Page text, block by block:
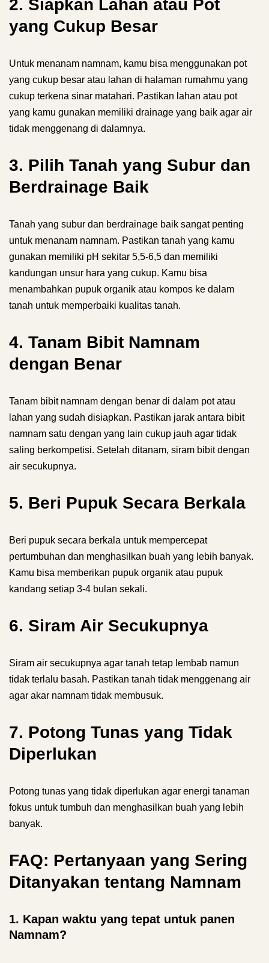
2. Siapkan Lahan atau Pot
yang Cukup Besar
Untuk menanam namnam, kamu bisa menggunakan pot
yang cukup besar atau lahan di halaman rumahmu yang
cukup terkena sinar matahari. Pastikan lahan atau pot
yang kamu gunakan memiliki drainage yang baik agar air
tidak menggenang di dalamnya.
3. Pilih Tanah yang Subur dan
Berdrainage Baik
Tanah yang subur dan berdrainage baik sangat penting
untuk menanam namnam. Pastikan tanah yang kamu
gunakan memiliki pH sekitar 5,5-6,5 dan memiliki
kandungan unsur hara yang cukup. Kamu bisa
menambahkan pupuk organik atau kompos ke dalam
tanah untuk memperbaiki kualitas tanah.
4. Tanam Bibit Namnam
dengan Benar
Tanam bibit namnam dengan benar di dalam pot atau
lahan yang sudah disiapkan. Pastikan jarak antara bibit
namnam satu dengan yang lain cukup jauh agar tidak
saling berkompetisi. Setelah ditanam, siram bibit dengan
air secukupnya.
5. Beri Pupuk Secara Berkala
Beri pupuk secara berkala untuk mempercepat
pertumbuhan dan menghasilkan buah yang lebih banyak.
Kamu bisa memberikan pupuk organik atau pupuk
kandang setiap 3-4 bulan sekali.
6. Siram Air Secukupnya
Siram air secukupnya agar tanah tetap lembab namun
tidak terlalu basah. Pastikan tanah tidak menggenang air
agar akar namnam tidak membusuk.
7. Potong Tunas yang Tidak
Diperlukan
Potong tunas yang tidak diperlukan agar energi tanaman
fokus untuk tumbuh dan menghasilkan buah yang lebih
banyak.
FAQ: Pertanyaan yang Sering
Ditanyakan tentang Namnam
1. Kapan waktu yang tepat untuk panen
Namnam?